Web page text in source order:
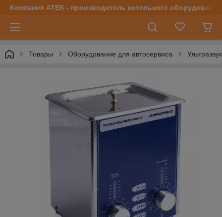
Компания ATEK - производитель котельного оборудования
Товары Оборудование для автосервиса